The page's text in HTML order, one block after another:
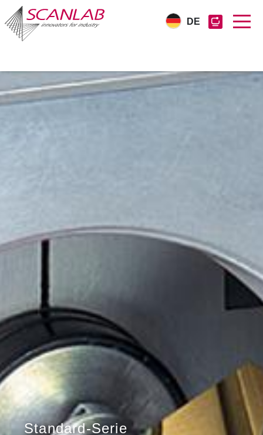
DE
Standard-Serie